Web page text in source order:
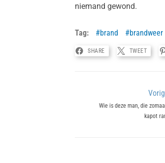
niemand gewond.
Tag: brand brandweer
SHARE TWEET
navigatie
Previous
Wie is deze man, die
kapot